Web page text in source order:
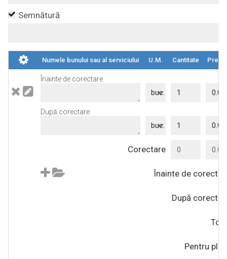
Semnătură
Numele bunului sau al serviciului U.M. Cantitate Preț
Înainte de corectare
buc.
După corectare
buc.
Corectare
Înainte de
După
Pentru